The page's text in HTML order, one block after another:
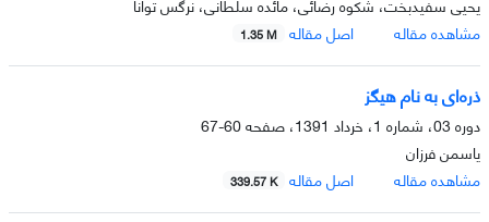
مشاهده مقاله
اصل مقاله 1.35 M
ذره‌ای به نام هیگز
دوره 03، شماره 1، خرداد 1391، صفحه
60-67
یاسمن فرزان
مشاهده مقاله
اصل مقاله 339.57 K